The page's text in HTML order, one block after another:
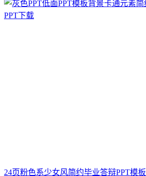
24页粉色系少女风简约毕业答辩PPT模板